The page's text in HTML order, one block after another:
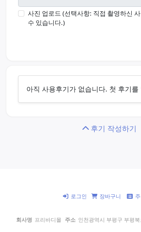
사진 업로드 (선택사항: 직접 촬영하신
수 있습니다.)
아직 사용후기가 없습니다. 첫 후기를
후기 작성하기
로그인 장바구니
회사명 프리바디몰 주소 인천광역시 부평구 부평